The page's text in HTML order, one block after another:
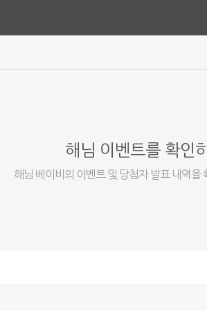
해님 이벤트를 확인
해님 베이비의 이벤트 및 당첨자 발표 내역을